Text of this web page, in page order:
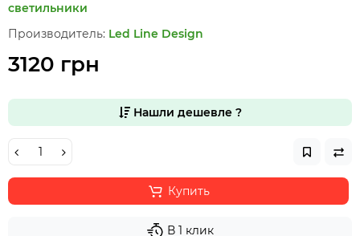
светильники
Производитель: Led Line Design
3120 грн
Нашли дешевле ?
Купить
В 1 клик